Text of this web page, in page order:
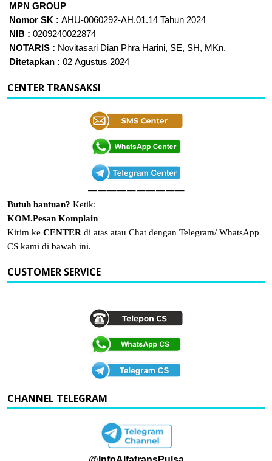
MPN GROUP
Nomor SK : AHU-0060292-AH.01.14 Tahun 2024
NIB : 0209240022874
NOTARIS : Novitasari Dian Phra Harini, SE, SH, MKn.
Ditetapkan : 02 Agustus 2024
CENTER TRANSAKSI
——————————
Butuh bantuan? Ketik:
KOM.Pesan Komplain
Kirim ke CENTER di atas atau Chat dengan Telegram/ WhatsApp
CS kami di bawah ini.
CUSTOMER SERVICE
CHANNEL TELEGRAM